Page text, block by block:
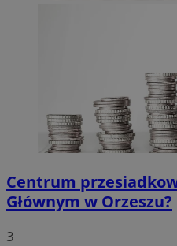
Centrum
Głównym w Orzeszu?
3